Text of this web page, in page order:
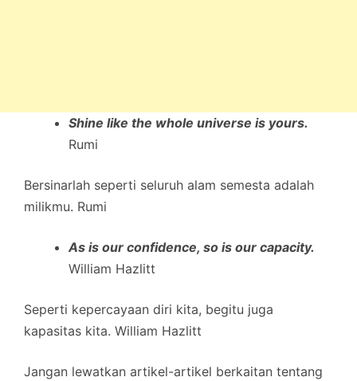
Shine like the whole universe is yours.
Rumi
Bersinarlah seperti seluruh alam semesta adalah
milikmu. Rumi
As is our confidence, so is our capacity.
William Hazlitt
Seperti kepercayaan diri kita, begitu juga
kapasitas kita. William Hazlitt
Jangan lewatkan artikel-artikel berkaitan tentang